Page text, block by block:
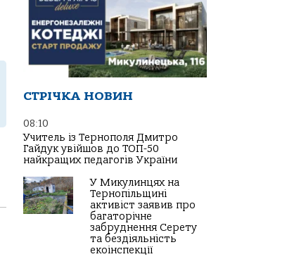
СТРІЧКА НОВИН
08:10
Учитель із Тернополя Дмитро
Гайдук увійшов до ТОП-50
найкращих педагогів України
У Микулинцях на
Тернопільщині
активіст заявив про
багаторічне
забруднення Серету
та бездіяльність
екоінспекції